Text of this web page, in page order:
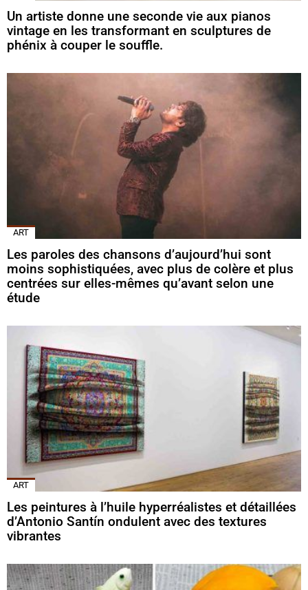
Un artiste donne une seconde vie aux pianos
vintage en les transformant en sculptures de
phénix à couper le souffle.
ART
Les paroles des chansons d’aujourd’hui sont
moins sophistiquées, avec plus de colère et plus
centrées sur elles-mêmes qu’avant selon une
étude
ART
Les peintures à l’huile hyperréalistes et détaillées
d’Antonio Santín ondulent avec des textures
vibrantes